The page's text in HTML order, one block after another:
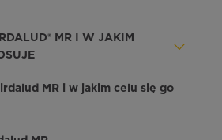
MR I W JAKIM
MR i w jakim celu się go